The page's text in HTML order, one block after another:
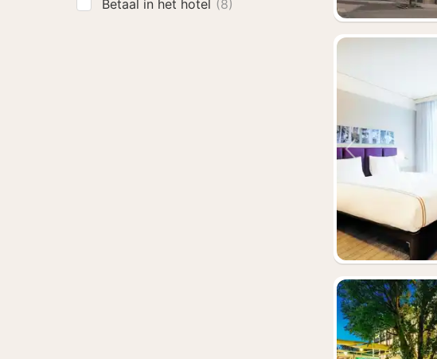
Vorige foto
Betaal in het hotel (8)